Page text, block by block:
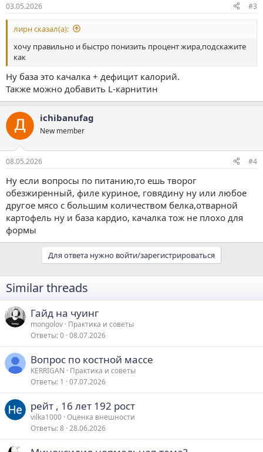
03.05.2026 #3
лирн сказал(а):
хочу правильно и быстро понизить процент жира,подскажите
как
Ну база это качалка + дефицит калорий.
Также можно добавить L-карнитин
ichibanufag
New member
08.05.2026 #4
Ну если вопросы по питанию,то ешь творог
обезжиренный, филе куриное, говядину ну или любое
другое мясо с большим количеством белка,отварной
картофель ну и база кардио, качалка тож не плохо для
формы
Для ответа нужно войти/зарегистрироваться
Similar threads
Гайд на чуинг
mongolov Практика и советы
Ответы 0 08.07.2026
Вопрос по костной массе
KERRIGAN
Практика и советы
Ответы 1 07.07.2026
рейт , 16 лет 192 рост
vilka1000 Оценка внешности
Ответы 8 28.06.2026